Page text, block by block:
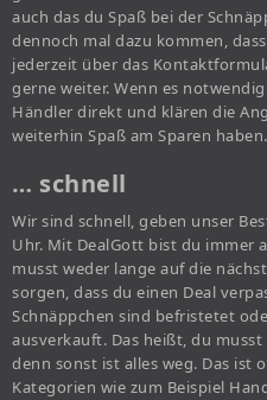
auch das du Spaß bei der
dennoch mal dazu kommen,
jederzeit über das
gerne weiter. Wenn es
Händler direkt und klären die
weiterhin Spaß am Sparen haben.
… schnell
Wir sind schnell, geben unser
Uhr. Mit DealGott bist du immer
musst weder lange auf die
sorgen, dass du einen Deal
Schnäppchen sind befristetet
ausverkauft. Das heißt, du
denn sonst ist alles weg. Das ist
Kategorien wie zum Beispiel